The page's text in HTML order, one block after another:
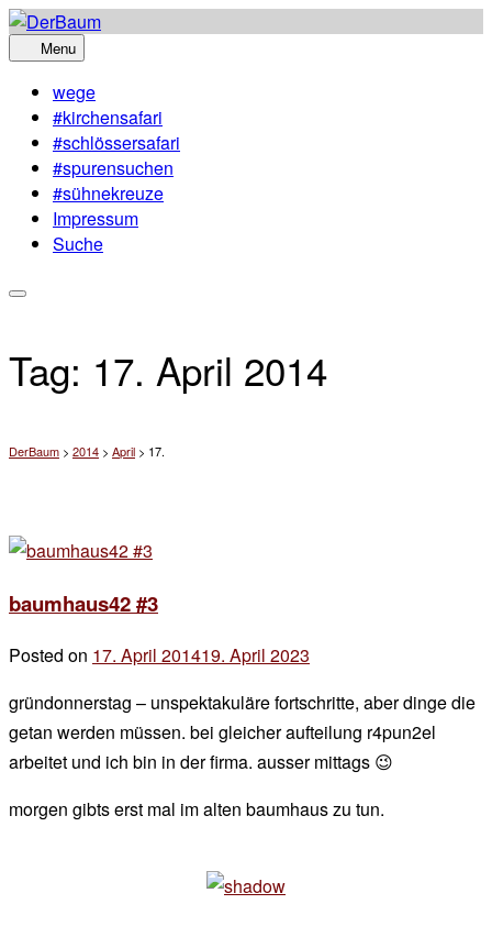
Skip
to
Menu
wege
#kirchensafari
#schlössersafari
#spurensuchen
#sühnekreuze
Impressum
Suche
Tag: 17. April 2014
DerBaum > 2014 > April > 17.
baumhaus42 #3
Posted on 17. April 201419. April 2023
chef
gründonnerstag – unspektakuläre fortschritte, aber dinge die
getan werden müssen. bei gleicher aufteilung r4pun2el
arbeitet und ich bin in der firma. ausser mittags 😉
morgen gibts erst mal im alten baumhaus zu tun.